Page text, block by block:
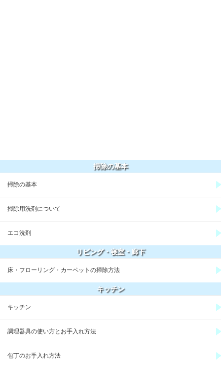
掃除の基本
掃除の基本
掃除用洗剤について
エコ洗剤
リビング・寝室・廊下
床・フローリング・カーペットの掃除方法
キッチン
キッチン
調理器具の使い方とお手入れ方法
包丁のお手入れ方法